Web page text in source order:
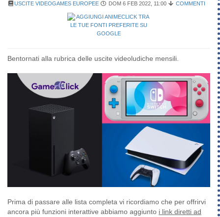
USCITE VIDEOGAMES EUROPEE DOM 6 FEB 2022, 11:00 COMMENTI
Bentornati alla rubrica delle uscite videoludiche mensili.
Prima di passare alle lista completa vi ricordiamo che per offrirvi
ancora più funzioni interattive abbiamo aggiunto i link diretti ad